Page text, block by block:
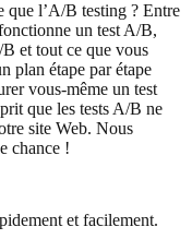
que l’A/B testing ? Entre
un test A/B,
et tout ce que vous
plan étape par étape
vous-même un test
que les tests A/B ne
site Web. Nous
chance !
et facilement.